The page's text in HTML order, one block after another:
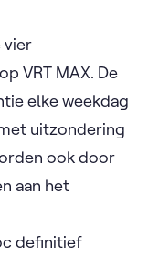
vier
VRT MAX. De
elke weekdag
uitzondering
ook door
aan het
definitief